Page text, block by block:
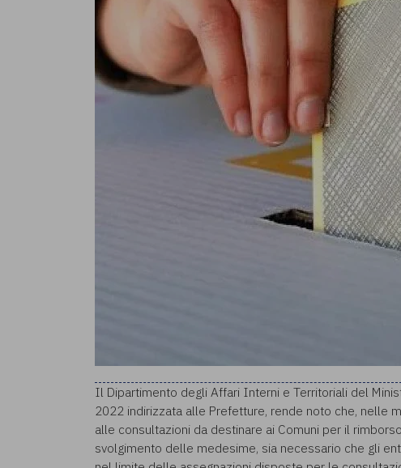
Il Dipartimento degli Affari Interni e Territoriali del
2022 indirizzata alle Prefetture, rende noto che, nelle
alle consultazioni da destinare ai Comuni per il
svolgimento delle medesime, sia necessario che gli